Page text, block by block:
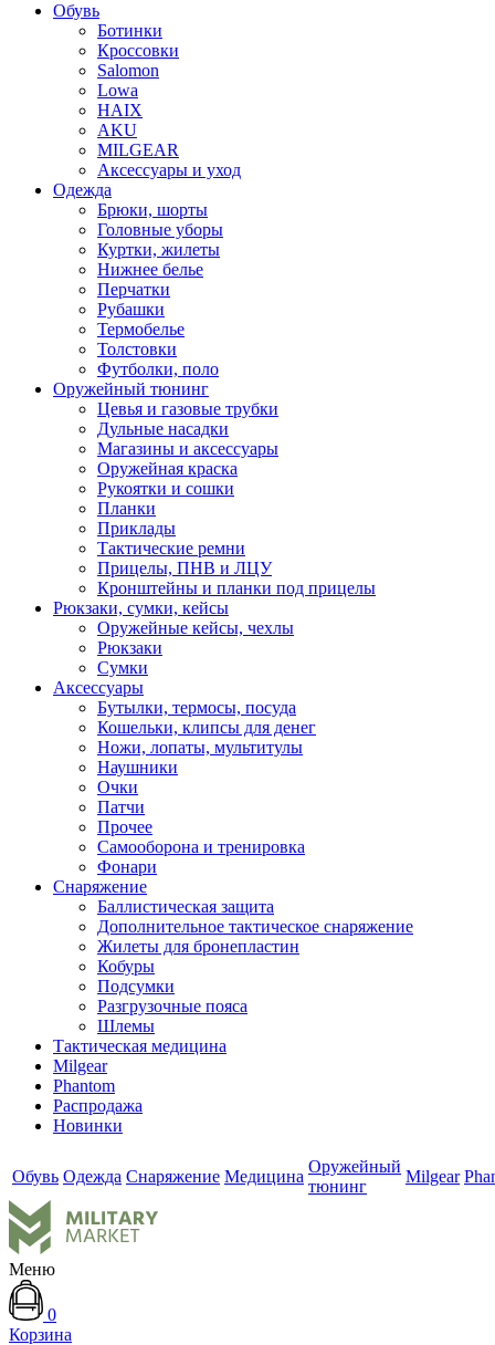
Обувь
Ботинки
Кроссовки
Salomon
Lowa
HAIX
AKU
MILGEAR
Аксессуары и уход
Одежда
Брюки, шорты
Головные уборы
Куртки, жилеты
Нижнее белье
Перчатки
Рубашки
Термобелье
Толстовки
Футболки, поло
Оружейный тюнинг
Цевья и газовые трубки
Дульные насадки
Магазины и аксессуары
Оружейная краска
Рукоятки и сошки
Планки
Приклады
Тактические ремни
Прицелы, ПНВ и ЛЦУ
Кронштейны и планки под прицелы
Рюкзаки, сумки, кейсы
Оружейные кейсы, чехлы
Рюкзаки
Сумки
Аксессуары
Бутылки, термосы, посуда
Кошельки, клипсы для денег
Ножи, лопаты, мультитулы
Наушники
Очки
Патчи
Прочее
Самооборона и тренировка
Фонари
Снаряжение
Баллистическая защита
Дополнительное тактическое снаряжение
Жилеты для бронепластин
Кобуры
Подсумки
Разгрузочные пояса
Шлемы
Тактическая медицина
Milgear
Phantom
Распродажа
Новинки
Обувь Одежда Снаряжение Медицина
Оружейный
тюнинг
Milgear
Меню
0
Корзина